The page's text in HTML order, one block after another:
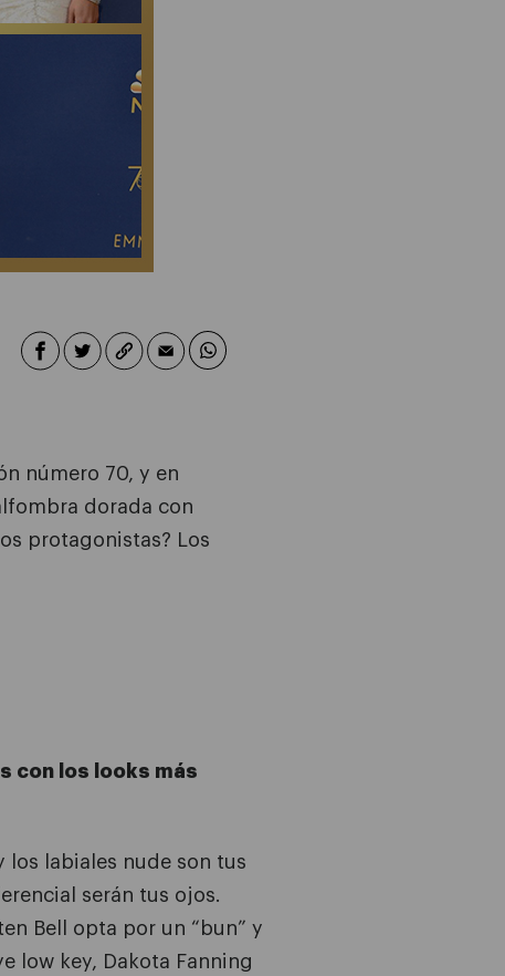
número 70, y en
dorada con
protagonistas? Los
con los looks más
los labiales nude son tus
serán tus ojos.
Bell opta por un “bun” y
low key, Dakota Fanning